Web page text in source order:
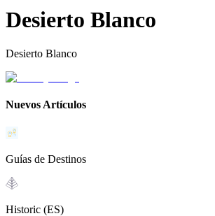
Desierto Blanco
Desierto Blanco
Nuevos Artículos
Guías de Destinos
Historic (ES)